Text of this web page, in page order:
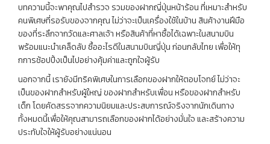
บทความนี้จะพาคุณไปสำรวจ รวมของฝากญี่ปุ่นหน้าร้อน ที่เหมาะสำหรับ
คนพิเศษที่รอรับของจากคุณ ไม่ว่าจะเป็นเครื่องใช้ในบ้าน สินค้างานฝีมือ
ของที่ระลึกจากวัดและศาลเจ้า หรือสินค้าที่หาซื้อได้เฉพาะในสนามบิน
พร้อมแนะนำเคล็ดลับ ซื้ออะไรดีในสนามบินญี่ปุ่น ก่อนกลับไทย เพื่อให้ทุ
กการช้อปปิ้งเป็นไปอย่างคุ้มค่าและถูกใจผู้รับ
นอกจากนี้ เรายังมีทริคพิเศษในการเลือกของฝากให้ตอบโจทย์ ไม่ว่าจะ
เป็นของฝากสำหรับผู้ใหญ่ ของฝากสำหรับเพื่อน หรือของฝากสำหรับ
เด็ก โดยคัดสรรจากความนิยมและประสบการณ์จริงจากนักเดินทาง
ทั้งหมดนี้เพื่อให้คุณสามารถเลือกของฝากได้อย่างมั่นใจ และสร้างความ
ประทับใจให้ผู้รับอย่างแน่นอน